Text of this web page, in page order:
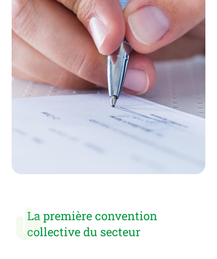
La première convention
collective du secteur